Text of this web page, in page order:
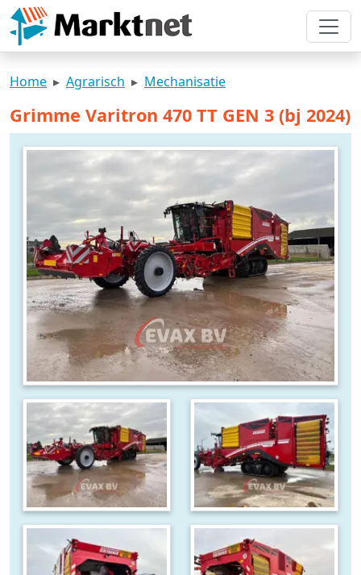
Home Agrarisch Mechanisatie
Grimme Varitron 470 TT GEN 3 (bj 2024)